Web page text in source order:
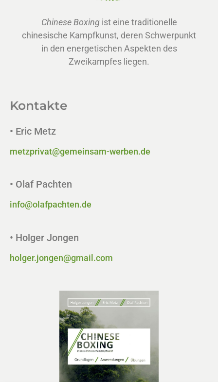
Chinese Boxingist eine traditionelle
chinesische Kampfkunst, deren Schwerpunkt
in den energetischen Aspekten des
Zweikampfes liegen.
Kontakte
• Eric Metz
metzprivat@gemeinsam-werben.de
• Olaf Pachten
info@olafpachten.de
• Holger Jongen
holger.jongen@gmail.com